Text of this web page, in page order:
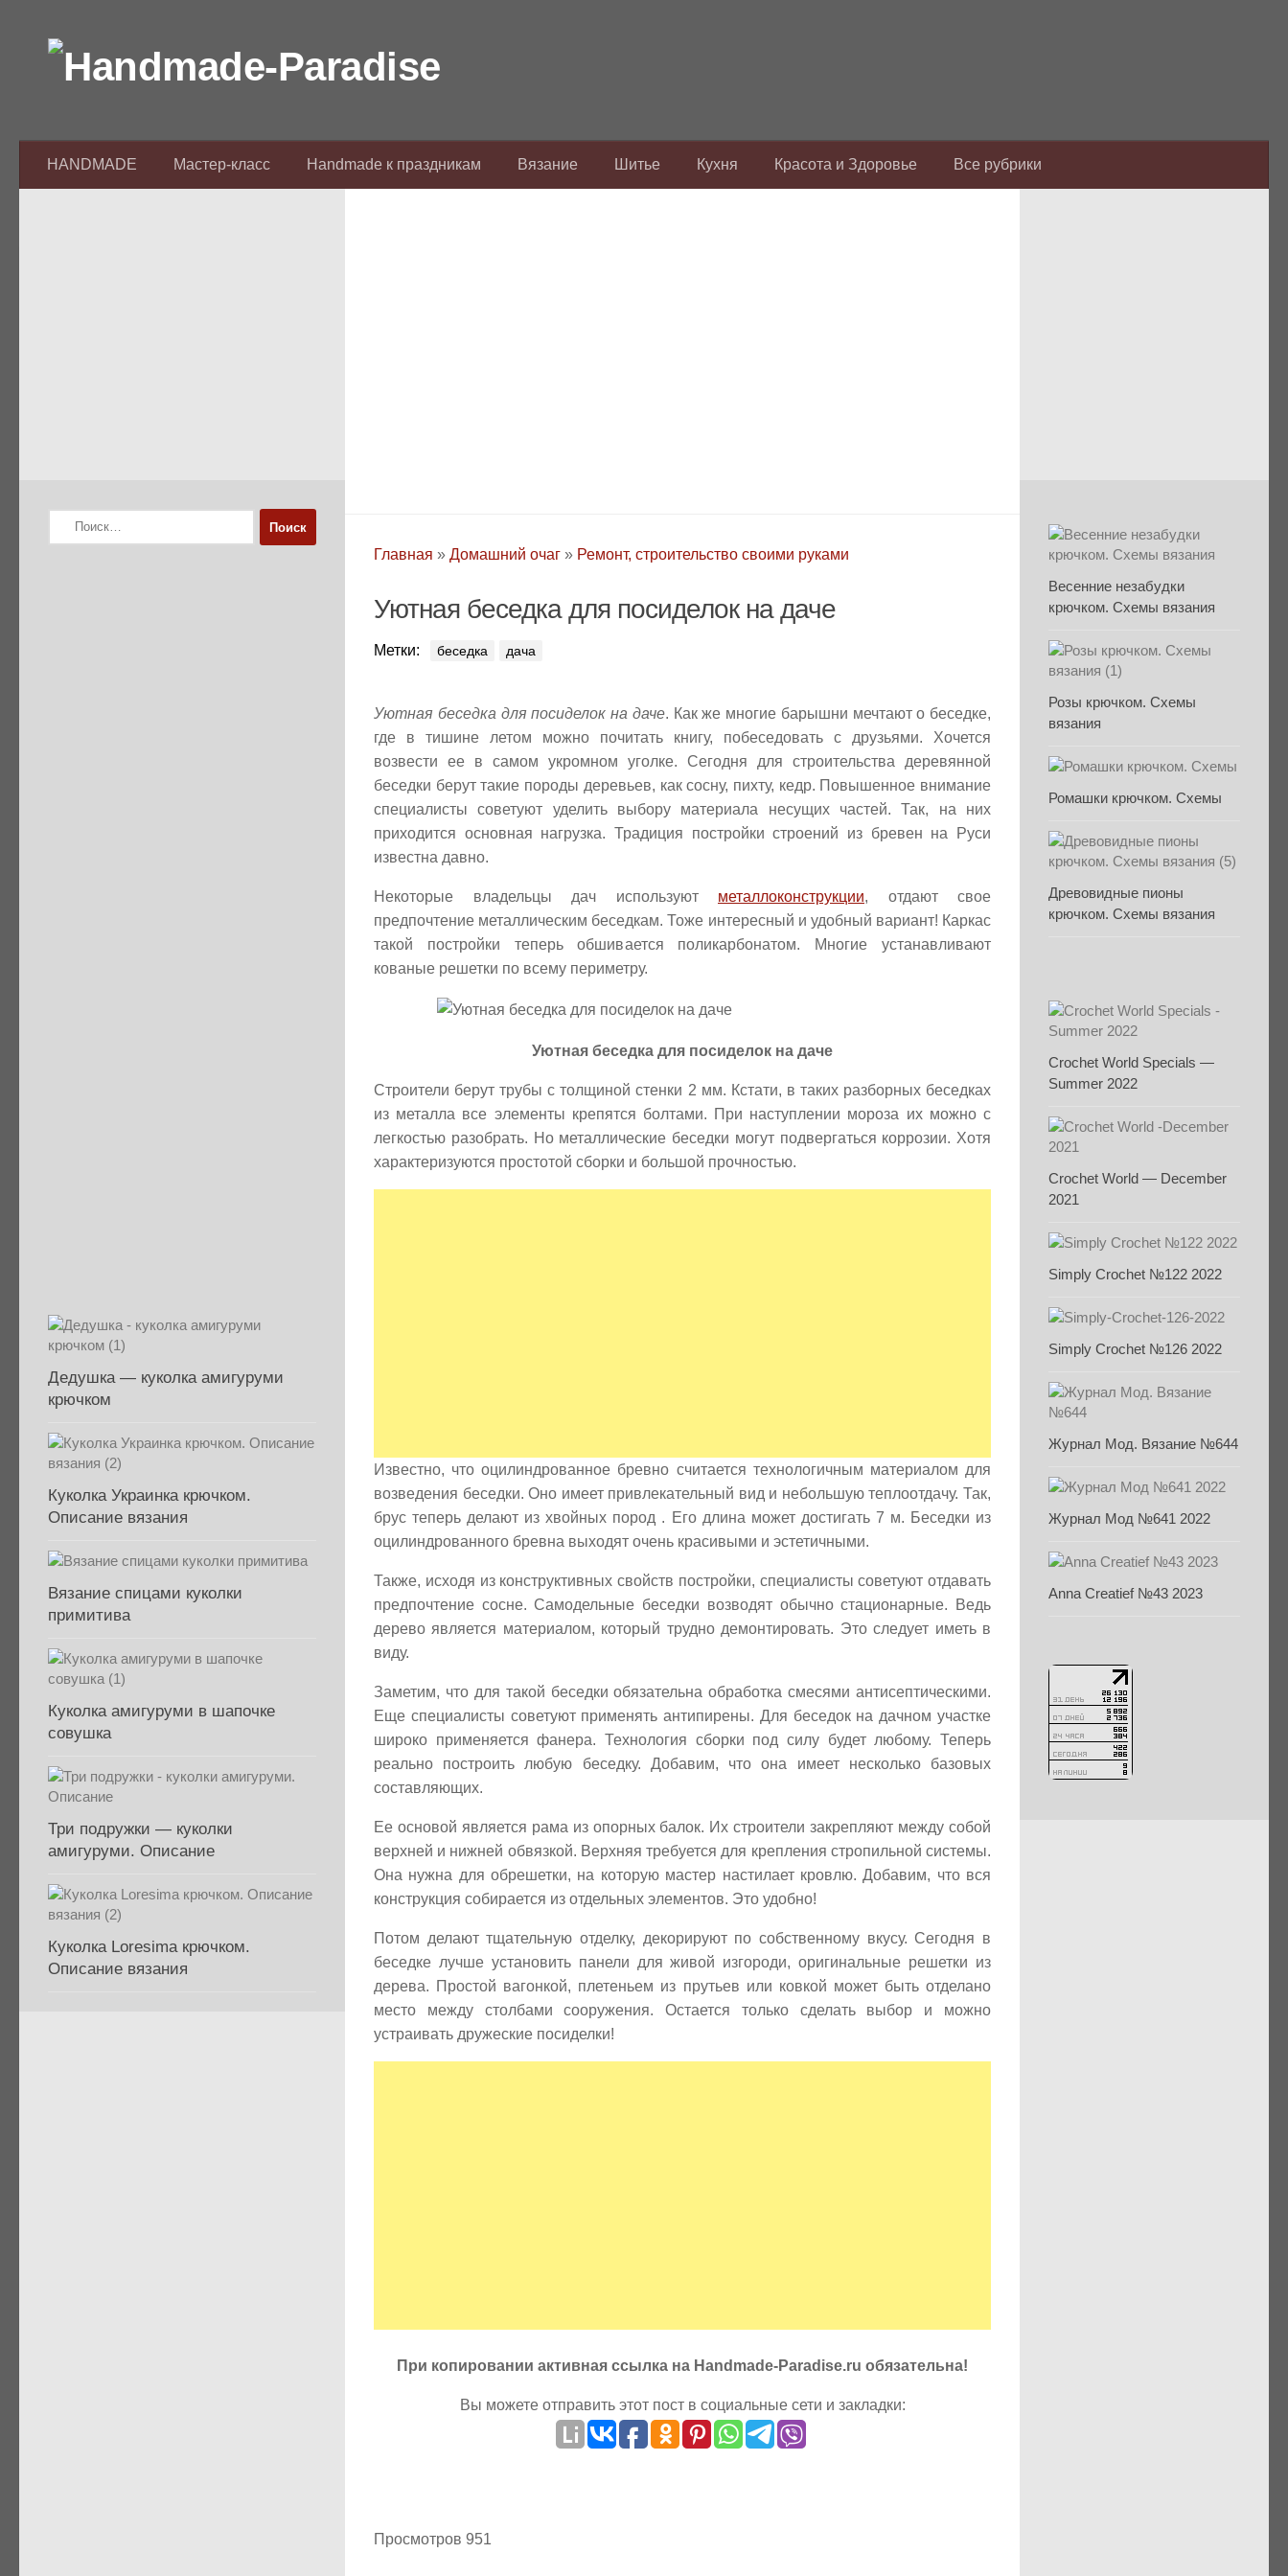
HANDMADE Мастер-класс Handmade к праздникам Вязание Шитье Кухня Красота и Здоровье Все рубрики
Главная » Домашний очаг » Ремонт, строительство своими руками
Уютная беседка для посиделок на даче
Метки: беседка дача
Уютная беседка для посиделок на даче. Как же многие барышни мечтают о беседке,
где в тишине летом можно почитать книгу, побеседовать с друзьями. Хочется
возвести ее в самом укромном уголке. Сегодня для строительства деревянной
беседки берут такие породы деревьев, как сосну, пихту, кедр. Повышенное внимание
специалисты советуют уделить выбору материала несущих частей. Так, на них
приходится основная нагрузка. Традиция постройки строений из бревен на Руси
известна давно.
Некоторые владельцы дач используют металлоконструкции, отдают свое
предпочтение металлическим беседкам. Тоже интересный и удобный вариант! Каркас
такой постройки теперь обшивается поликарбонатом. Многие устанавливают
кованые решетки по всему периметру.
Уютная беседка для посиделок на даче
Строители берут трубы с толщиной стенки 2 мм. Кстати, в таких разборных беседках
из металла все элементы крепятся болтами. При наступлении мороза их можно с
легкостью разобрать. Но металлические беседки могут подвергаться коррозии. Хотя
характеризуются простотой сборки и большой прочностью.
Известно, что оцилиндрованное бревно считается технологичным материалом для
возведения беседки. Оно имеет привлекательный вид и небольшую теплоотдачу. Так,
брус теперь делают из хвойных пород . Его длина может достигать 7 м. Беседки из
оцилиндрованного бревна выходят очень красивыми и эстетичными.
Также, исходя из конструктивных свойств постройки, специалисты советуют отдавать
предпочтение сосне. Самодельные беседки возводят обычно стационарные. Ведь
дерево является материалом, который трудно демонтировать. Это следует иметь в
виду.
Заметим, что для такой беседки обязательна обработка смесями антисептическими.
Еще специалисты советуют применять антипирены. Для беседок на дачном участке
широко применяется фанера. Технология сборки под силу будет любому. Теперь
реально построить любую беседку. Добавим, что она имеет несколько базовых
составляющих.
Ее основой является рама из опорных балок. Их строители закрепляют между собой
верхней и нижней обвязкой. Верхняя требуется для крепления стропильной системы.
Она нужна для обрешетки, на которую мастер настилает кровлю. Добавим, что вся
конструкция собирается из отдельных элементов. Это удобно!
Потом делают тщательную отделку, декорируют по собственному вкусу. Сегодня в
беседке лучше установить панели для живой изгороди, оригинальные решетки из
дерева. Простой вагонкой, плетеньем из прутьев или ковкой может быть отделано
место между столбами сооружения. Остается только сделать выбор и можно
устраивать дружеские посиделки!
При копировании активная ссылка на Handmade-Paradise.ru обязательна!
Вы можете отправить этот пост в социальные сети и закладки:
Просмотров 951
Найти:
Дедушка — куколка амигуруми
крючком
Куколка Украинка крючком.
Описание вязания
Вязание спицами куколки
примитива
Куколка амигуруми в шапочке
совушка
Три подружки — куколки
амигуруми. Описание
Куколка Loresima крючком.
Описание вязания
Весенние незабудки
крючком. Схемы вязания
Розы крючком. Схемы
вязания
Ромашки крючком. Схемы
Древовидные пионы
крючком. Схемы вязания
Crochet World Specials —
Summer 2022
Crochet World — December
2021
Simply Crochet №122 2022
Simply Crochet №126 2022
Журнал Мод. Вязание №644
Журнал Мод №641 2022
Anna Creatief №43 2023